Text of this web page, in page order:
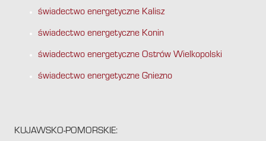
świadectwo energetyczne Kalisz
świadectwo energetyczne Konin
świadectwo energetyczne Ostrów Wielkopolski
świadectwo energetyczne Gniezno
KUJAWSKO-POMORSKIE: